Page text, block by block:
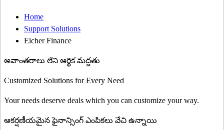
Home
Support Solutions
Eicher Finance
అవాంతరాలు లేని ఆర్థిక మద్దతు
Customized Solutions for Every Need
Your needs deserve deals which you can customize your way.
ఆకర్షణీయమైన ఫైనాన్సింగ్ ఎంపికలు వేచి ఉన్నాయి